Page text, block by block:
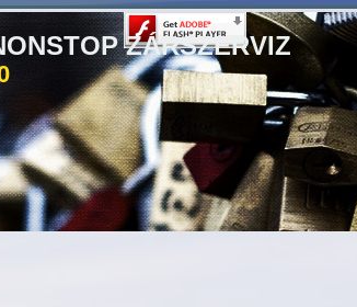
ZÁRSZERVIZ